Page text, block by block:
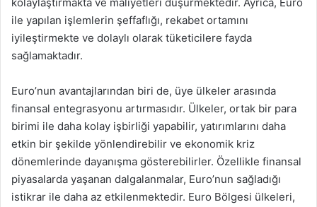
ile yapılan işlemlerin şeffaflığı, rekabet ortamını
iyileştirmekte ve dolaylı olarak tüketicilere fayda
sağlamaktadır.
Euro’nun avantajlarından biri de, üye ülkeler arasında
finansal entegrasyonu artırmasıdır. Ülkeler, ortak bir para
birimi ile daha kolay işbirliği yapabilir, yatırımlarını daha
etkin bir şekilde yönlendirebilir ve ekonomik kriz
dönemlerinde dayanışma gösterebilirler. Özellikle finansal
piyasalarda yaşanan dalgalanmalar, Euro’nun sağladığı
istikrar ile daha az etkilenmektedir. Euro Bölgesi ülkeleri,